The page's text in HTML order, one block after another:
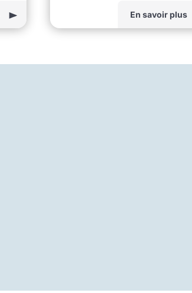
En savoir plus